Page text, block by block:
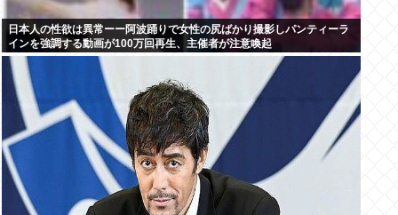
日本人の性欲は異常ーー阿波踊りで女性の尻ばかり撮影しパンティーラ
インを強調する動画が100万回再生、主催者が注意喚起